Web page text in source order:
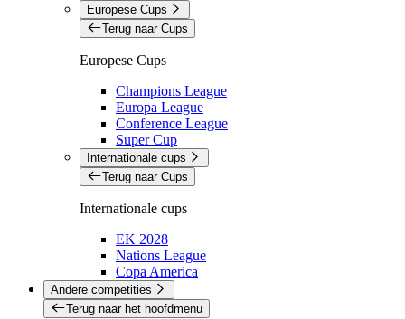
Europese Cups
Terug naar Cups
Europese Cups
Champions League
Europa League
Conference League
Super Cup
Internationale cups
Terug naar Cups
Internationale cups
EK 2028
Nations League
Copa America
Andere competities
Terug naar het hoofdmenu